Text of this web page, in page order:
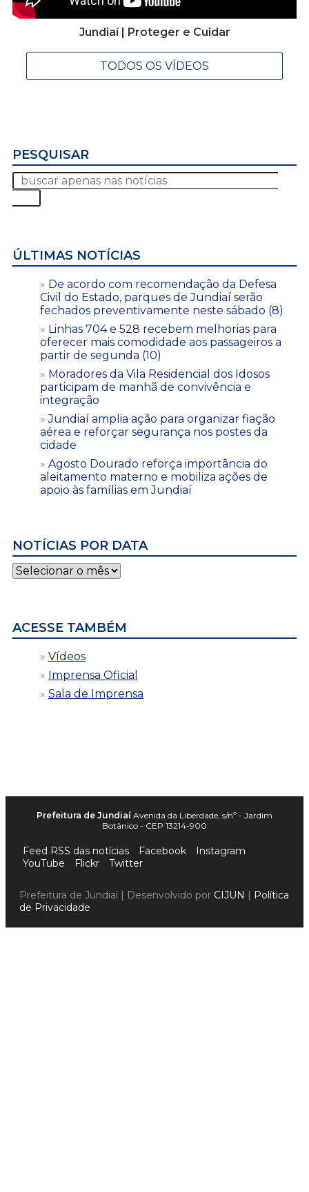
Jundiaí | Proteger e Cuidar
TODOS OS VÍDEOS
PESQUISAR
ÚLTIMAS NOTÍCIAS
De acordo com recomendação da Defesa
Civil do Estado, parques de Jundiaí serão
fechados preventivamente neste sábado (8)
Linhas 704 e 528 recebem melhorias para
oferecer mais comodidade aos passageiros a
partir de segunda (10)
Moradores da Vila Residencial dos Idosos
participam de manhã de convivência e
integração
Jundiaí amplia ação para organizar fiação
aérea e reforçar segurança nos postes da
cidade
Agosto Dourado reforça importância do
aleitamento materno e mobiliza ações de
apoio às famílias em Jundiaí
NOTÍCIAS POR DATA
Notícias
por
ACESSE TAMBÉM
Vídeos
Imprensa Oficial
Sala de Imprensa
Prefeitura de Jundiaí Avenida da Liberdade, s/nº - Jardim
Botânico - CEP 13214-900
Feed RSS das notícias Facebook
Instagram
YouTube
Flickr Twitter
Prefeitura de Jundiaí | Desenvolvido por CIJUN | Política
de Privacidade